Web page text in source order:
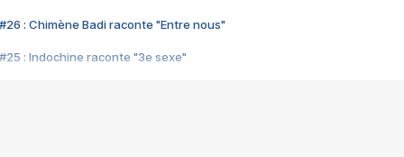
#26 : Chimène Badi raconte "Entre nous"
#25 : Indochine raconte "3e sexe"